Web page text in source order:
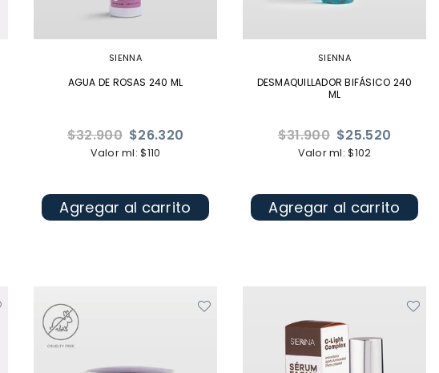
SIENNA
AGUA DE ROSAS 240 ML
Precio
habitual
$32.900 $26.320
Valor ml: $110
Agregar al carrito
SIENNA
DESMAQUILLADOR BIFÁSICO 240
ML
Precio
habitual
$31.900 $25.520
Valor ml: $102
Agregar al carrito